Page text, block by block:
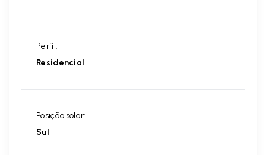
Perfil:
Residencial
Posição solar:
Sul